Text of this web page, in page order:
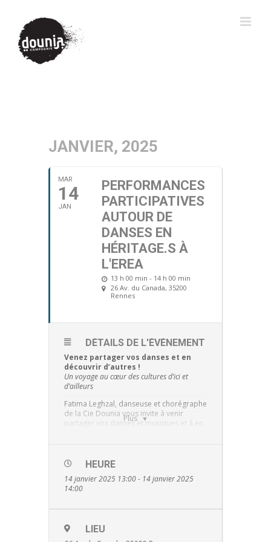
JANVIER, 2025
MAR
14
JAN
PERFORMANCES
PARTICIPATIVES
AUTOUR DE
DANSES EN
HÉRITAGE.S À
L'EREA
13 h 00 min - 14 h 00 min
26 Av. du Canada, 35200
Rennes
Plus
DÉTAILS DE L'ÉVÈNEMENT
Venez partager vos danses et en
découvrir d’autres !
Un voyage au cœur des cultures d’ici et
d’ailleurs
Fatima Leghzal, danseuse et chorégraphe
de la Cie Dounia vous invite à venir
partager vos danses et musiques et à en
participez à un projet fédérateur. Ce
séance bien être et se poursuit par
l’apprentissage des danses
HEURE
14 janvier 2025 13:00 - 14 janvier 2025
14:00
LIEU